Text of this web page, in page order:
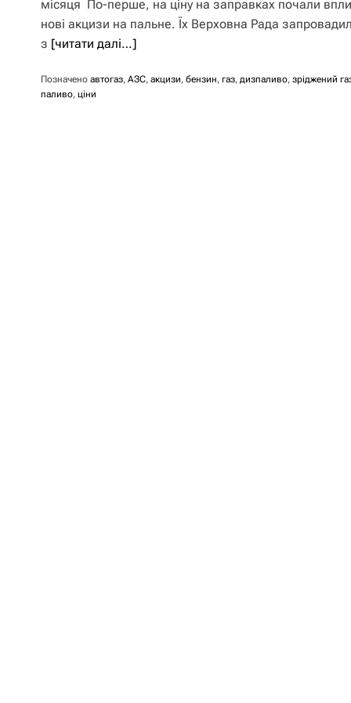
місяця По-перше, на ціну на заправках почали
нові акцизи на пальне. Їх Верховна Рада
з [читати далі…]
Позначено автогаз, АЗС, акцизи, бензин, газ, дизпаливо, зріджений
паливо, ціни